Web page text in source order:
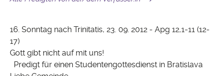
16. Sonntag nach Trinitatis, 23. 09. 2012 - Apg 12,1-11 (12-
17)
Gott gibt nicht auf mit uns!
Predigt für einen Studentengottesdienst in Bratislava